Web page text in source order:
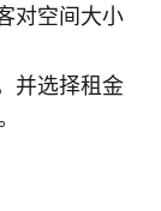
对空间大小
并选择租金